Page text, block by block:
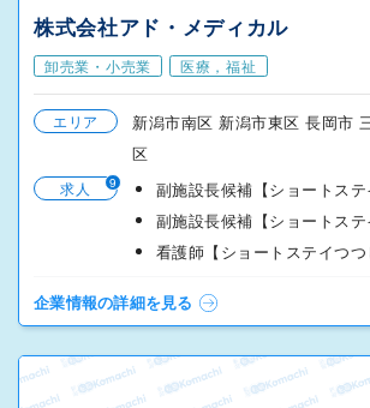
株式会社アド・メディカル
卸売業・小売業 医療，福祉
エリア
新潟市南区 新潟市東区 長岡市
区
求人 9
看護師【ショートステイつつ
企業情報の詳細を見る